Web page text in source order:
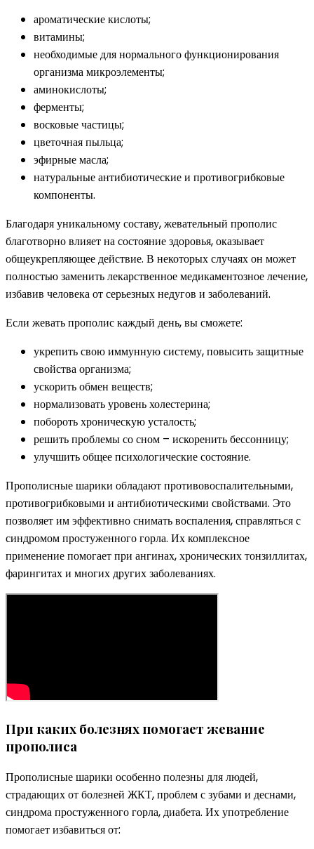
ароматические кислоты;
витамины;
необходимые для нормального функционирования
организма микроэлементы;
аминокислоты;
ферменты;
восковые частицы;
цветочная пыльца;
эфирные масла;
натуральные антибиотические и противогрибковые
компоненты.
Благодаря уникальному составу, жевательный прополис
благотворно влияет на состояние здоровья, оказывает
общеукрепляющее действие. В некоторых случаях он может
полностью заменить лекарственное медикаментозное лечение,
избавив человека от серьезных недугов и заболеваний.
Если жевать прополис каждый день, вы сможете:
укрепить свою иммунную систему, повысить защитные
свойства организма;
ускорить обмен веществ;
нормализовать уровень холестерина;
побороть хроническую усталость;
решить проблемы со сном – искоренить бессонницу;
улучшить общее психологические состояние.
Прополисные шарики обладают противовоспалительными,
противогрибковыми и антибиотическими свойствами. Это
позволяет им эффективно снимать воспаления, справляться с
синдромом простуженного горла. Их комплексное
применение помогает при ангинах, хронических тонзиллитах,
фарингитах и многих других заболеваниях.
При каких болезнях помогает жевание
прополиса
Прополисные шарики особенно полезны для людей,
страдающих от болезней ЖКТ, проблем с зубами и деснами,
синдрома простуженного горла, диабета. Их употребление
помогает избавиться от: